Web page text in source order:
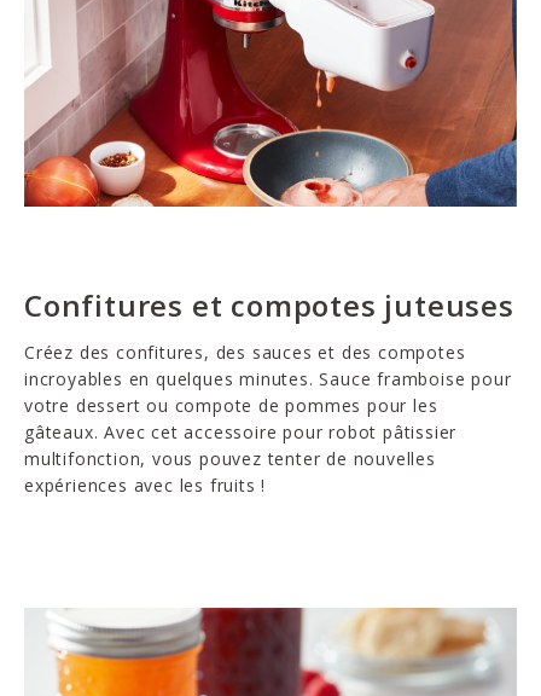
Confitures et compotes juteuses
Créez des confitures, des sauces et des compotes
incroyables en quelques minutes. Sauce framboise pour
votre dessert ou compote de pommes pour les
gâteaux. Avec cet accessoire pour robot pâtissier
multifonction, vous pouvez tenter de nouvelles
expériences avec les fruits !